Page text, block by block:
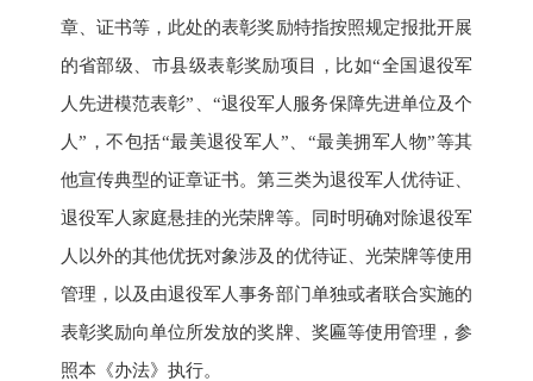
章、证书等，此处的表彰奖励特指按照规定报批开展
的省部级、市县级表彰奖励项目，比如“全国退役军
人先进模范表彰”、“退役军人服务保障先进单位及个
人”，不包括“最美退役军人”、“最美拥军人物”等其
他宣传典型的证章证书。第三类为退役军人优待证、
退役军人家庭悬挂的光荣牌等。同时明确对除退役军
人以外的其他优抚对象涉及的优待证、光荣牌等使用
管理，以及由退役军人事务部门单独或者联合实施的
表彰奖励向单位所发放的奖牌、奖匾等使用管理，参
照本《办法》执行。